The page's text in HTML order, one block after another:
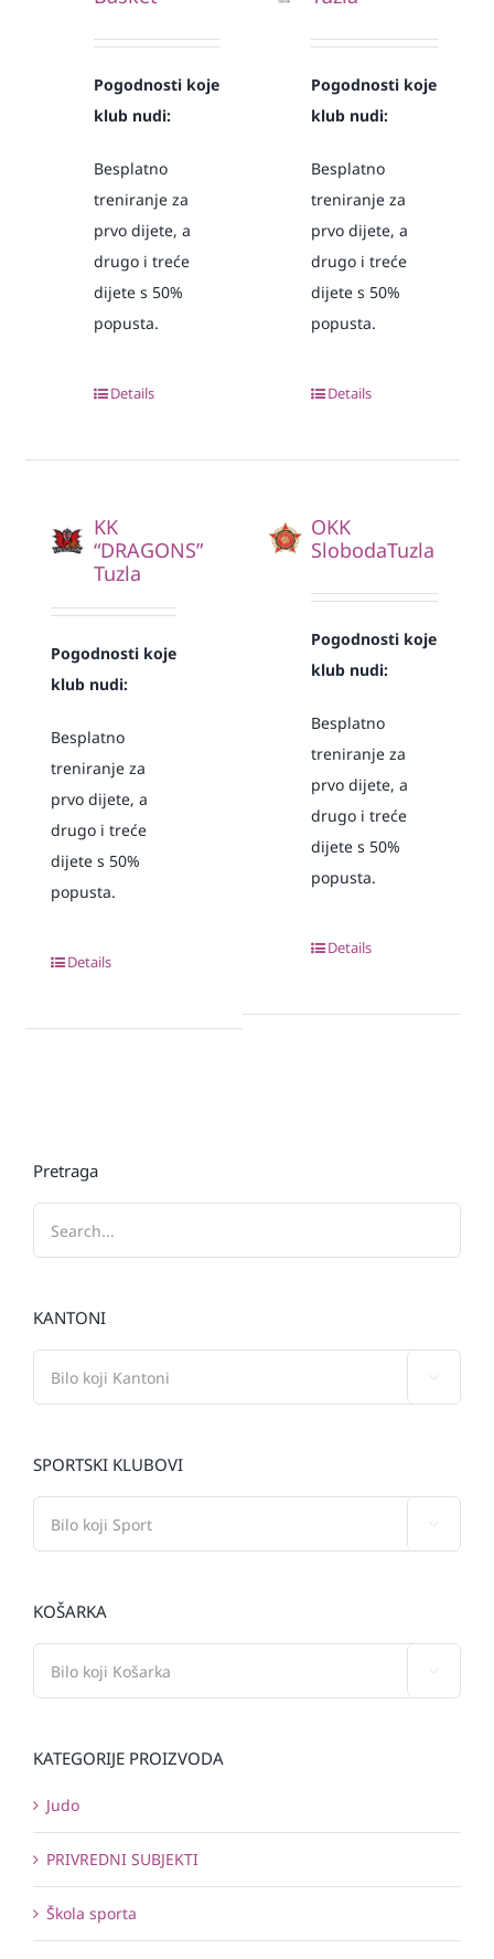
Pogodnosti koje
klub nudi:
Besplatno
treniranje za
prvo dijete, a
drugo i treće
dijete s 50%
popusta.
Details
Pogodnosti koje
klub nudi:
Besplatno
treniranje za
prvo dijete, a
drugo i treće
dijete s 50%
popusta.
Details
KK
“DRAGONS”
Tuzla
Pogodnosti koje
klub nudi:
Besplatno
treniranje za
prvo dijete, a
drugo i treće
dijete s 50%
popusta.
Details
OKK
SlobodaTuzla
Pogodnosti koje
klub nudi:
Besplatno
treniranje za
prvo dijete, a
drugo i treće
dijete s 50%
popusta.
Details
Pretraga
KANTONI
SPORTSKI KLUBOVI
KOŠARKA
KATEGORIJE PROIZVODA
Judo
PRIVREDNI SUBJEKTI
Škola sporta